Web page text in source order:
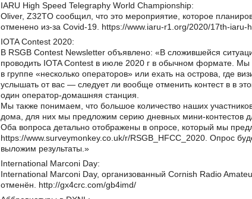
IARU High Speed Telegraphy World Championship:
Oliver, Z32TO сообщил, что это мероприятие, которое
отменено из-за Covid-19. https://www.iaru-r1.org/2020/17th-
IOTA Contest 2020:
В RSGB Contest Newsletter объявлено: «В сложившейся
проводить IOTA Contest в июле 2020 г в обычном формате. Мы
в группе «несколько операторов» или ехать на острова, где
услышать от вас — следует ли вообще отменить контест в в
один оператор-домашняя станция.
Мы также понимаем, что большое количество наших
дома, для них мы предложим серию дневных мини-контестов
Оба вопроса детально отображены в опросе, который мы
https://www.surveymonkey.co.uk/r/RSGB_HFCC_2020. Опрос
выложим результаты.»
International Marconi Day:
International Marconi Day, организованный Cornish Radio
отменён. http://gx4crc.com/gb4imd/